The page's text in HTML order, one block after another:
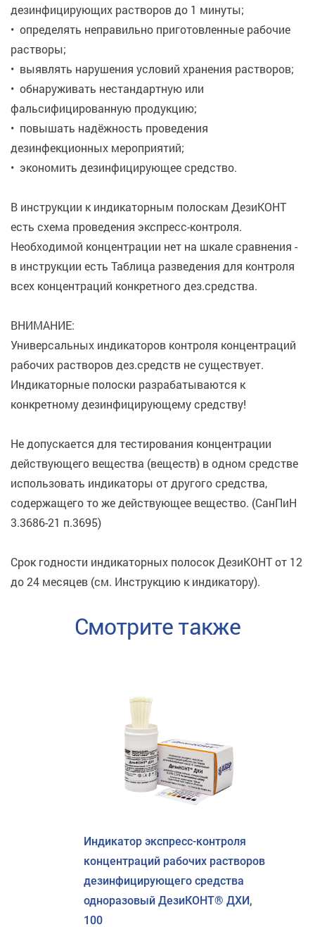
дезинфицирующих растворов до 1 минуты;
• определять неправильно приготовленные рабочие
растворы;
• выявлять нарушения условий хранения растворов;
• обнаруживать нестандартную или
фальсифицированную продукцию;
• повышать надёжность проведения
дезинфекционных мероприятий;
• экономить дезинфицирующее средство.
В инструкции к индикаторным полоскам ДезиКОНТ
есть схема проведения экспресс-контроля.
Необходимой концентрации нет на шкале сравнения -
в инструкции есть Таблица разведения для контроля
всех концентраций конкретного дез.средства.
ВНИМАНИЕ:
Универсальных индикаторов контроля концентраций
рабочих растворов дез.средств не существует.
Индикаторные полоски разрабатываются к
конкретному дезинфицирующему средству!
Не допускается для тестирования концентрации
действующего вещества (веществ) в одном средстве
использовать индикаторы от другого средства,
содержащего то же действующее вещество. (СанПиН
3.3686-21 п.3695)
Срок годности индикаторных полосок ДезиКОНТ от 12
до 24 месяцев (см. Инструкцию к индикатору).
Смотрите также
Индикатор экспресс-контроля
концентраций рабочих растворов
дезинфицирующего средства
одноразовый ДезиКОНТ® ДХИ,
100